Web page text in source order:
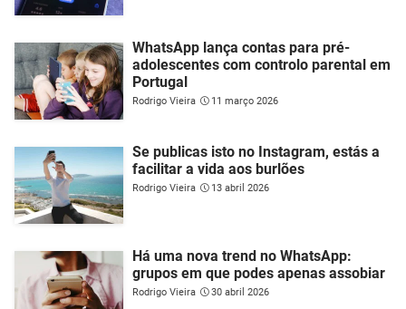
WhatsApp lança contas para pré-
adolescentes com controlo parental em
Portugal
Rodrigo Vieira 11 março 2026
Se publicas isto no Instagram, estás a
facilitar a vida aos burlões
Rodrigo Vieira 13 abril 2026
Há uma nova trend no WhatsApp:
grupos em que podes apenas assobiar
Rodrigo Vieira 30 abril 2026